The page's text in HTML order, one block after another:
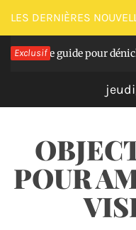
Passer
au
contenu
LES DERNIÈRES
Exclusif
Le guide pour dénicher
POUR